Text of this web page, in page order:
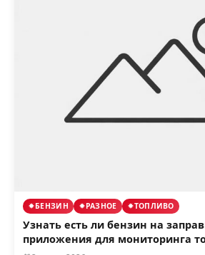
БЕНЗИН РАЗНОЕ ТОПЛИВО
Узнать есть ли бензин на
приложения для мониторинга